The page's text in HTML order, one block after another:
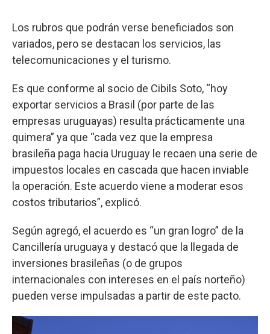
Los rubros que podrán verse beneficiados son
variados, pero se destacan los servicios, las
telecomunicaciones y el turismo.
Es que conforme al socio de Cibils Soto, “hoy
exportar servicios a Brasil (por parte de las
empresas uruguayas) resulta prácticamente una
quimera” ya que “cada vez que la empresa
brasileña paga hacia Uruguay le recaen una serie de
impuestos locales en cascada que hacen inviable
la operación. Este acuerdo viene a moderar esos
costos tributarios”, explicó.
Según agregó, el acuerdo es “un gran logro” de la
Cancillería uruguaya y destacó que la llegada de
inversiones brasileñas (o de grupos
internacionales con intereses en el país norteño)
pueden verse impulsadas a partir de este pacto.